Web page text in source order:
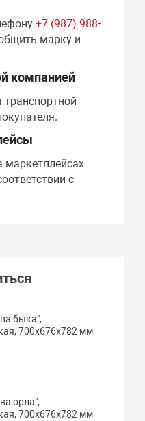
+7 (987) 988-
марку и
компанией
транспортной
маркетплейсах
с
быка",
700х676х782 мм
орла",
700х676х782 мм